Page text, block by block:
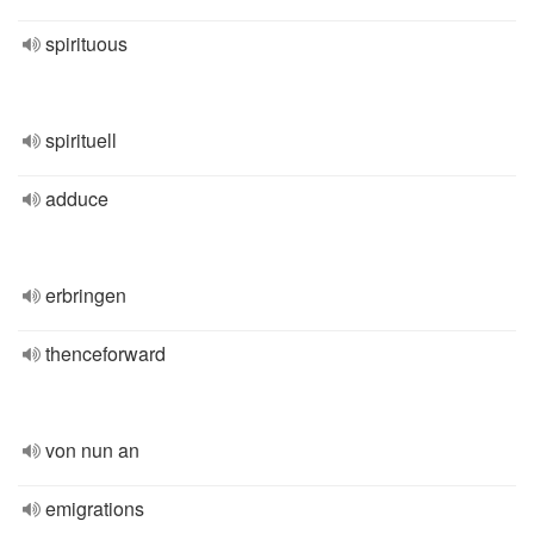
spirituous
spirituell
adduce
erbringen
thenceforward
von nun an
emigrations